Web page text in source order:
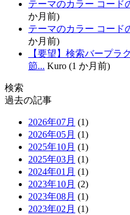
テーマのカラー コード
か月前)
テーマのカラー コード
か月前)
【要望】検索バープラ
節... Kuro (1 か月前)
検索
過去の記事
2026年07月 (1)
2026年05月 (1)
2025年10月 (1)
2025年03月 (1)
2024年01月 (1)
2023年10月 (2)
2023年08月 (1)
2023年02月 (1)